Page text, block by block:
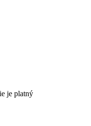
je platný